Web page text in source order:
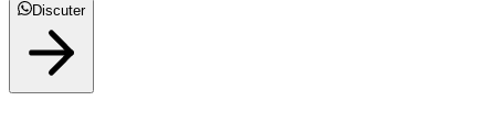
Discuter